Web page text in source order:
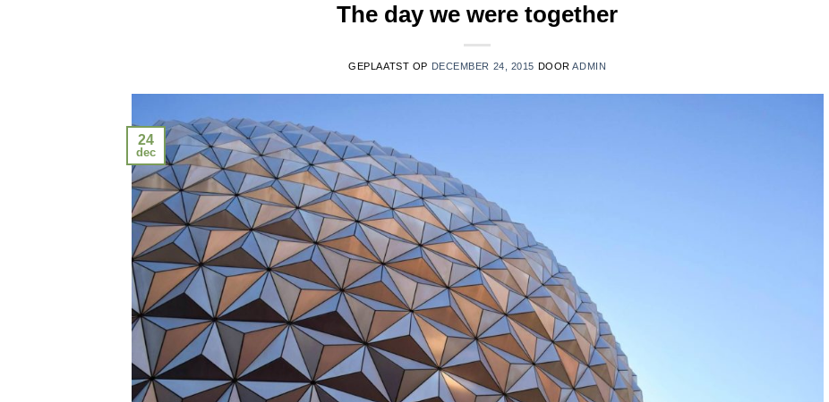
The day we were together
GEPLAATST OP DECEMBER 24, 2015 DOORADMIN
24
dec